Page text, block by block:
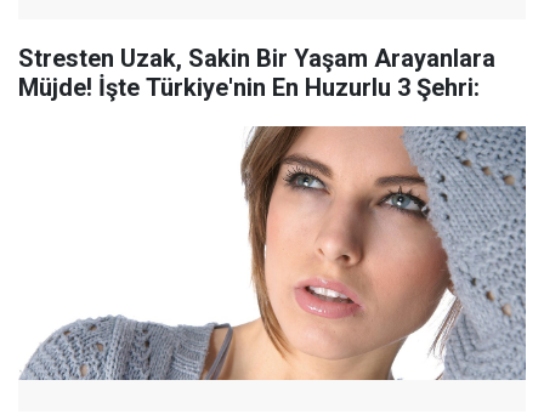
Stresten Uzak, Sakin Bir Yaşam Arayanlara
Müjde! İşte Türkiye'nin En Huzurlu 3 Şehri: